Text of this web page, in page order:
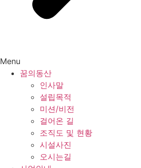
Menu
꿈의동산
인사말
설립목적
미션/비전
걸어온 길
조직도 및 현황
시설사진
오시는길